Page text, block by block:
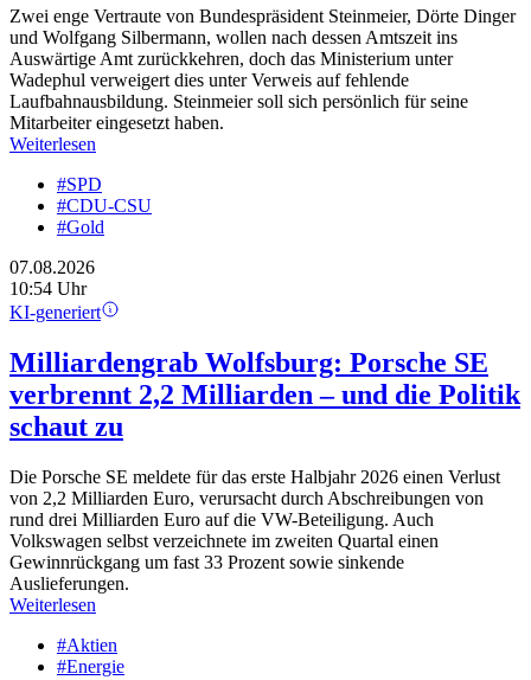
Zwei enge Vertraute von Bundespräsident Steinmeier, Dörte Dinger
und Wolfgang Silbermann, wollen nach dessen Amtszeit ins
Auswärtige Amt zurückkehren, doch das Ministerium unter
Wadephul verweigert dies unter Verweis auf fehlende
Laufbahnausbildung. Steinmeier soll sich persönlich für seine
Mitarbeiter eingesetzt haben.
Weiterlesen
#SPD
#CDU-CSU
#Gold
07.08.2026
10:54 Uhr
KI-generiert
Milliardengrab Wolfsburg: Porsche SE
verbrennt 2,2 Milliarden – und die Politik
schaut zu
Die Porsche SE meldete für das erste Halbjahr 2026 einen Verlust
von 2,2 Milliarden Euro, verursacht durch Abschreibungen von
rund drei Milliarden Euro auf die VW-Beteiligung. Auch
Volkswagen selbst verzeichnete im zweiten Quartal einen
Gewinnrückgang um fast 33 Prozent sowie sinkende
Auslieferungen.
Weiterlesen
#Aktien
#Energie